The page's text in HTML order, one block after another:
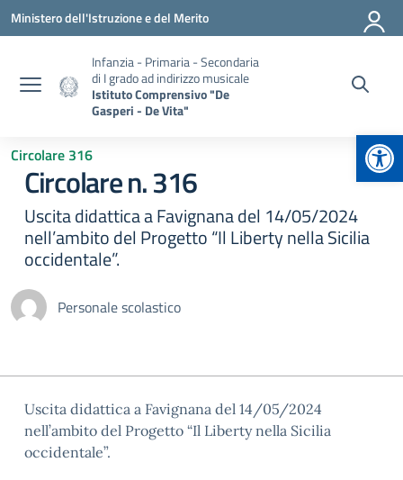
Vai ai contenuti
Vai al menu di navigazione
Vai al footer
Ministero dell'Istruzione e del Merito
Infanzia - Primaria - Secondaria
di I grado ad indirizzo musicale
Istituto Comprensivo "De
Gasperi - De Vita"
Circolare 316
Circolare n. 316
Uscita didattica a Favignana del 14/05/2024
nell’ambito del Progetto “Il Liberty nella Sicilia
occidentale”.
Personale scolastico
Uscita didattica a Favignana del 14/05/2024
nell’ambito del Progetto “Il Liberty nella Sicilia
occidentale”.